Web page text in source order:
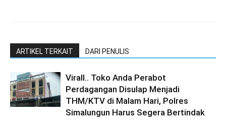
ARTIKEL TERKAIT DARI PENULIS
Virall.. Toko Anda Perabot
Perdagangan Disulap Menjadi
THM/KTV di Malam Hari, Polres
Simalungun Harus Segera Bertindak